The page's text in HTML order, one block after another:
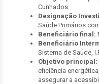
Cunhados
Designação
Saúde Primários
Beneficiário final:
Beneficiário
Sistema de Saúde,
Objetivo principal:
eficiência
assegurar a